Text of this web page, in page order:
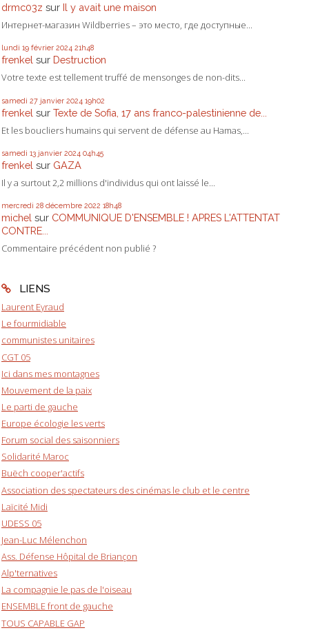
drmc03z sur Il y avait une maison
Интернет-магазин Wildberries – это место, где доступные...
lundi 19 février 2024 21h48
frenkel sur Destruction
Votre texte est tellement truffé de mensonges de non-dits...
samedi 27 janvier 2024 19h02
frenkel sur Texte de Sofia, 17 ans franco-palestinienne de...
Et les boucliers humains qui servent de défense au Hamas,...
samedi 13 janvier 2024 04h45
frenkel sur GAZA
Il y a surtout 2,2 millions d'individus qui ont laissé le...
mercredi 28 décembre 2022 18h48
michel sur COMMUNIQUE D'ENSEMBLE ! APRES L'ATTENTAT
CONTRE...
Commentaire précédent non publié ?
LIENS
Laurent Eyraud
Le fourmidiable
communistes unitaires
CGT 05
Ici dans mes montagnes
Mouvement de la paix
Le parti de gauche
Europe écologie les verts
Forum social des saisonniers
Solidarité Maroc
Buëch cooper'actifs
Association des spectateurs des cinémas le club et le centre
Laïcité Midi
UDESS 05
Jean-Luc Mélenchon
Ass. Défense Hôpital de Briançon
Alp'ternatives
La compagnie le pas de l'oiseau
ENSEMBLE front de gauche
TOUS CAPABLE GAP